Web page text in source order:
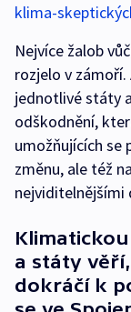
klima-
Nejvíce žalob
rozjelo v
jednotlivé státy
odškodnění,
umožňujících se
změnu, ale též
nejviditelnějšími
a státy
dokráčí k